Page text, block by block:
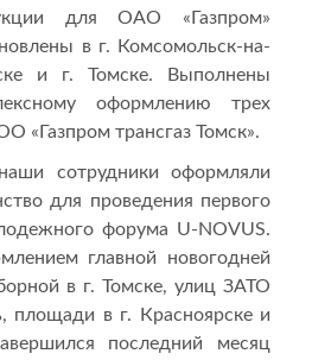
для ОАО «Газпром»
в г. Комсомольск-на-
и г. Томске. Выполнены
оформлению трех
«Газпром трансгаз Томск».
сотрудники оформляли
для проведения первого
форума U-NOVUS.
главной новогодней
в г. Томске, улиц ЗАТО
площади в г. Красноярске и
последний месяц